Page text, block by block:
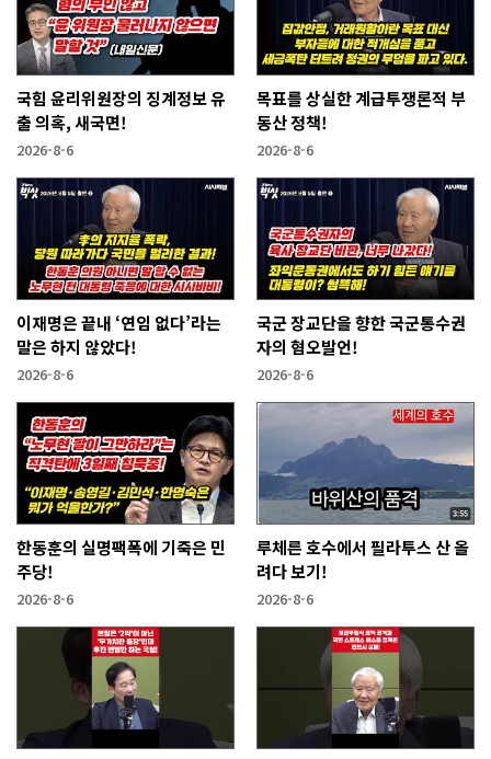
국힘 윤리위원장의 징계정보 유
출 의혹, 새국면!
2026-8-6
목표를 상실한 계급투쟁론적 부
동산 정책!
2026-8-6
이재명은 끝내 ‘연임 없다’라는
말은 하지 않았다!
2026-8-6
국군 장교단을 향한 국군통수권
자의 혐오발언!
2026-8-6
한동훈의 실명팩폭에 기죽은 민
주당!
2026-8-6
루체른 호수에서 필라투스 산 올
려다 보기!
2026-8-6